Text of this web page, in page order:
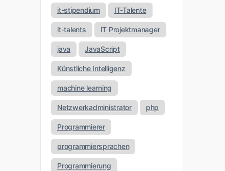
it-stipendium IT-Talente
it-talents IT Projektmanager
java JavaScript
Künstliche Intelligenz
machine learning
Netzwerkadministrator php
Programmierer
programmiersprachen
Programmierung